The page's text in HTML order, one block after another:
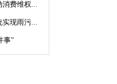
消费维权...
实现雨污...
事”